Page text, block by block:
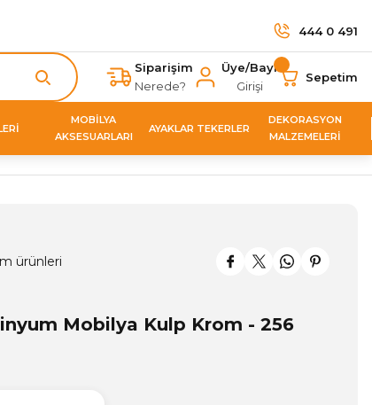
444 0 491
Siparişim
Nerede?
Üye/Bayi
Girişi
Sepetim
MOBİLYA
AKSESUARLARI
AYAKLAR TEKERLER
DEKORASYON
MALZEMELERİ
ürünleri
Mobilya Kulp Krom - 256